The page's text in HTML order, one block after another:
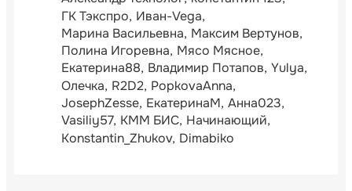
ГК Тэкспро Иван-Vega
Марина Васильевна Максим Вертунов
Полина Игоревна Мясо Мясное
Екатерина88 Владимир Потапов Yulya
Олечка R2D2 PopkovaAnna
JosephZesse ЕкатеринаМ Анна023
Vasiliy57 КММ БИС Начинающий
Konstantin_Zhukov Dimabiko